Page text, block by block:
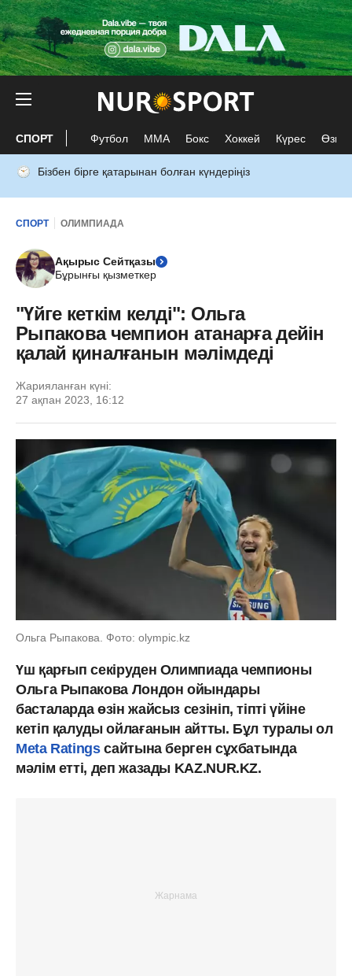
СПОРТ Футбол ММА Бокс Хоккей Күрес Өзге
Бізбен бірге қатарынан болған күндеріңіз
СПОРТ ОЛИМПИАДА
Ақырыс Сейтқазы
Бұрынғы қызметкер
"Үйге кеткім келді": Ольга
Рыпакова чемпион атанарға дейін
қалай қиналғанын мәлімдеді
Жарияланған күні:
27 ақпан 2023, 16:12
Ольга Рыпакова. Фото: olympic.kz
Үш қарғып секіруден Олимпиада чемпионы
Ольга Рыпакова Лондон ойындары
басталарда өзін жайсыз сезініп, тіпті үйіне
кетіп қалуды ойлағанын айтты. Бұл туралы ол
Meta Ratingsсайтына берген сұхбатында
мәлім етті, деп жазады KAZ.NUR.KZ.